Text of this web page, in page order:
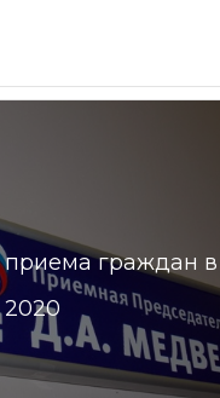
приема граждан в